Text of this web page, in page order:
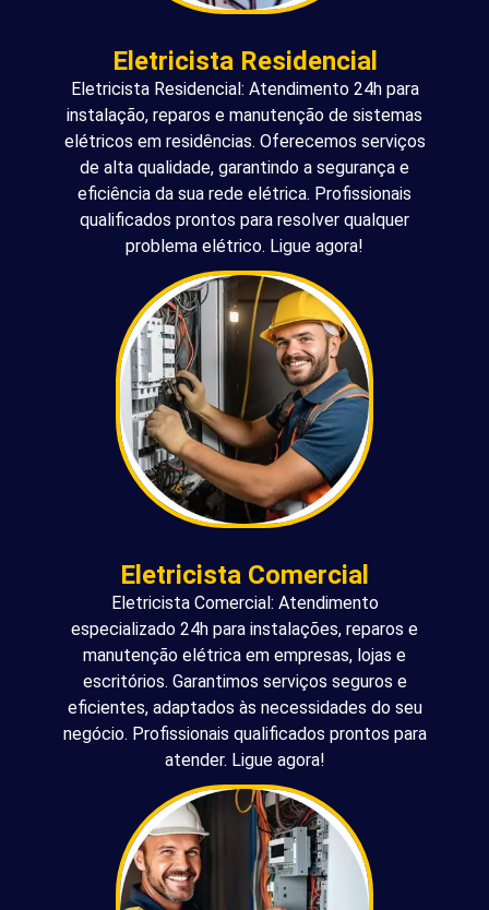
Eletricista Residencial
Eletricista Residencial: Atendimento 24h para
instalação, reparos e manutenção de sistemas
elétricos em residências. Oferecemos serviços
de alta qualidade, garantindo a segurança e
eficiência da sua rede elétrica. Profissionais
qualificados prontos para resolver qualquer
problema elétrico. Ligue agora!
Eletricista Comercial
Eletricista Comercial: Atendimento
especializado 24h para instalações, reparos e
manutenção elétrica em empresas, lojas e
escritórios. Garantimos serviços seguros e
eficientes, adaptados às necessidades do seu
negócio. Profissionais qualificados prontos para
atender. Ligue agora!